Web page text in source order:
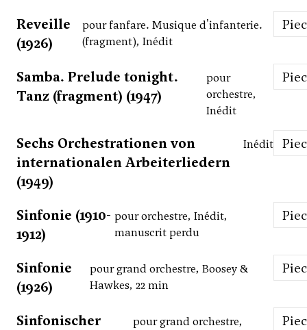
Reveille
(1926)
pour fanfare. Musique d'infanterie.
(fragment), Inédit
Samba. Prelude tonight.
Tanz (fragment) (1947)
pour
orchestre,
Inédit
Sechs Orchestrationen von
internationalen Arbeiterliedern
(1949)
Inédit
Sinfonie (1910-
1912)
pour orchestre, Inédit,
manuscrit perdu
Sinfonie
(1926)
pour grand orchestre, Boosey &
Hawkes, 22 min
Sinfonischer
pour grand orchestre,